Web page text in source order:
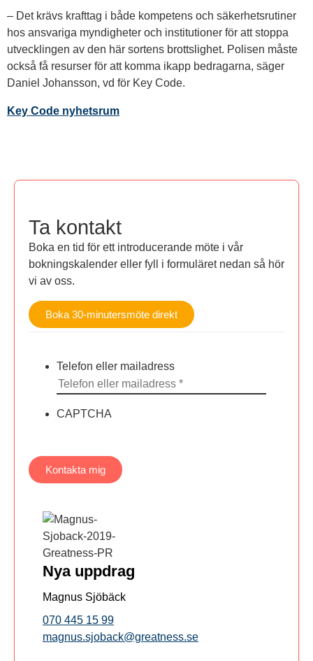
– Det krävs krafttag i både kompetens och säkerhetsrutiner
hos ansvariga myndigheter och institutioner för att stoppa
utvecklingen av den här sortens brottslighet. Polisen måste
också få resurser för att komma ikapp bedragarna, säger
Daniel Johansson, vd för Key Code.
Key Code nyhetsrum
Ta kontakt
Boka en tid för ett introducerande möte i vår
bokningskalender eller fyll i formuläret nedan så hör
vi av oss.
Boka 30-minutersmöte direkt
Telefon eller mailadress
CAPTCHA
Kontakta mig
Nya uppdrag
Magnus Sjöbäck
070 445 15 99
magnus.sjoback@greatness.se